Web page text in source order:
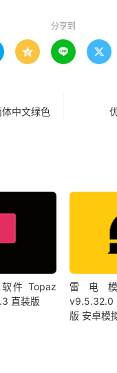
分享到
  
中文绿色
件 Topaz
直装版
雷电
v9.5.32.0
版 安卓模